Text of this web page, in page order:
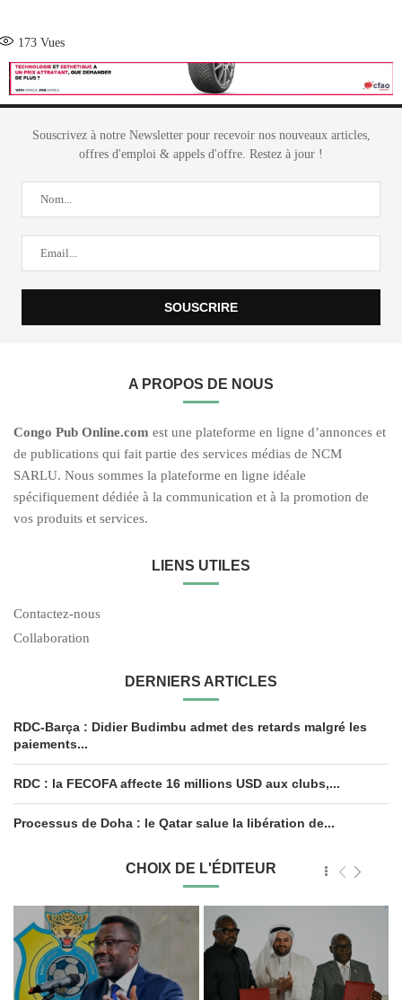
173 Vues
Souscrivez à notre Newsletter pour recevoir nos nouveaux articles,
offres d'emploi & appels d'offre. Restez à jour !
A PROPOS DE NOUS
Congo Pub Online.com est une plateforme en ligne d’annonces et
de publications qui fait partie des services médias de NCM
SARLU. Nous sommes la plateforme en ligne idéale
spécifiquement dédiée à la communication et à la promotion de
vos produits et services.
LIENS UTILES
Contactez-nous
Collaboration
DERNIERS ARTICLES
RDC-Barça : Didier Budimbu admet des retards malgré les
paiements...
RDC : la FECOFA affecte 16 millions USD aux clubs,...
Processus de Doha : le Qatar salue la libération de...
CHOIX DE L'ÉDITEUR